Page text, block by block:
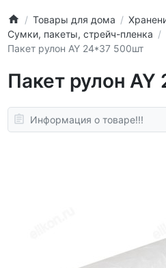
Товары для дома
Сумки, пакеты, стрейч-пленка
Пакет рулон AY 24*37 500шт
Пакет рулон
Информация о товаре!!!